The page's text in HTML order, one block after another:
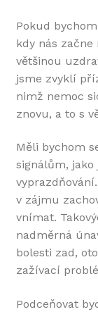
Pokud
kdy nás
většinou
jsme zvyklí
nimž nemoc
znovu, a to s
Měli bychom
signálům, jako
v zájmu
vnímat.
nadměrná
bolesti zad,
zažívací
Podceňovat